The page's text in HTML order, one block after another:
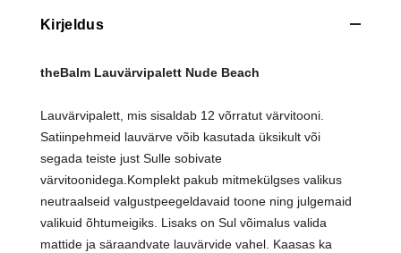
Kirjeldus
theBalm Lauvärvipalett Nude Beach
Lauvärvipalett, mis sisaldab 12 võrratut värvitooni.
Satiinpehmeid lauvärve võib kasutada üksikult või
segada teiste just Sulle sobivate
värvitoonidega.Komplekt pakub mitmekülgses valikus
neutraalseid valgustpeegeldavaid toone ning julgemaid
valikuid õhtumeigiks. Lisaks on Sul võimalus valida
mattide ja säraandvate lauvärvide vahel. Kaasas ka